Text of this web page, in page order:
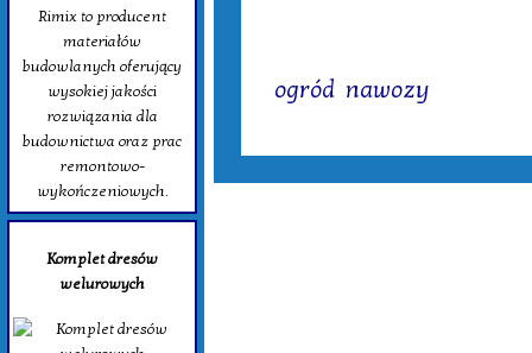
Rimix to producent
materiałów
budowlanych oferujący
wysokiej jakości
rozwiązania dla
budownictwa oraz prac
remontowo-
wykończeniowych.
Komplet dresów
welurowych
ogród nawozy